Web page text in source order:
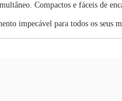
Compactos e fáceis de
impecável para todos os seus